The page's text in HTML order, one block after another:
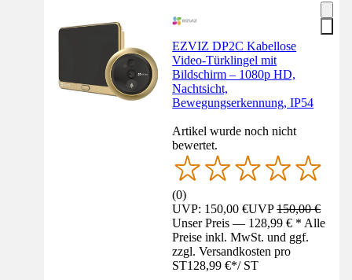
EZVIZ DP2C Kabellose
Video-Türklingel mit
Bildschirm – 1080p HD,
Nachtsicht,
Bewegungserkennung, IP54
Artikel wurde noch nicht
bewertet.
(0)
UVP: 150,00 €UVP150,00 €
Unser Preis — 128,99 € * Alle
Preise inkl. MwSt. und ggf.
zzgl. Versandkosten pro
ST128,99 €*/ ST